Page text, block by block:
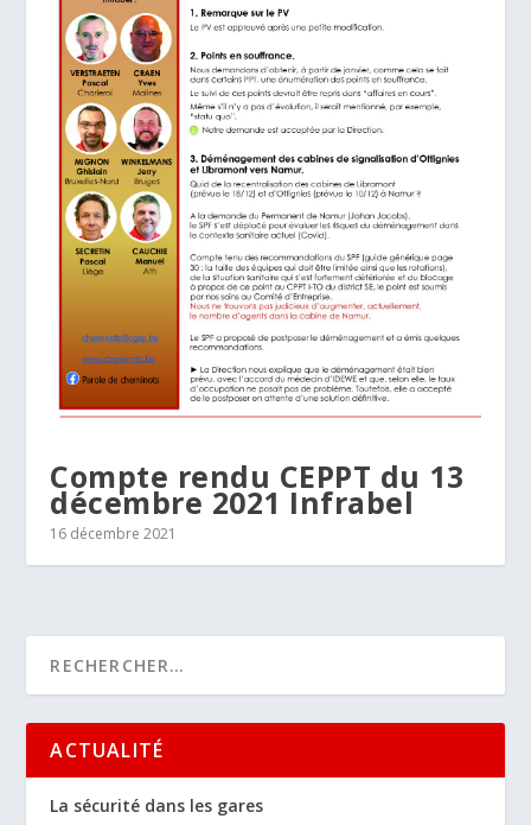
Compte rendu CEPPT du 13
décembre 2021 Infrabel
16 décembre 2021
ACTUALITÉ
La sécurité dans les gares